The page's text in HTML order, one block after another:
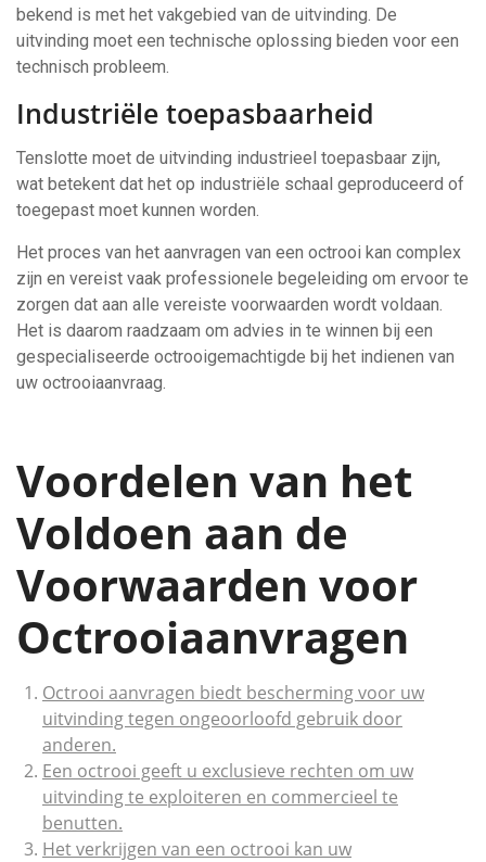
bekend is met het vakgebied van de uitvinding. De
uitvinding moet een technische oplossing bieden voor een
technisch probleem.
Industriële toepasbaarheid
Tenslotte moet de uitvinding industrieel toepasbaar zijn,
wat betekent dat het op industriële schaal geproduceerd of
toegepast moet kunnen worden.
Het proces van het aanvragen van een octrooi kan complex
zijn en vereist vaak professionele begeleiding om ervoor te
zorgen dat aan alle vereiste voorwaarden wordt voldaan.
Het is daarom raadzaam om advies in te winnen bij een
gespecialiseerde octrooigemachtigde bij het indienen van
uw octrooiaanvraag.
Voordelen van het
Voldoen aan de
Voorwaarden voor
Octrooiaanvragen
Octrooi aanvragen biedt bescherming voor uw
uitvinding tegen ongeoorloofd gebruik door
anderen.
Een octrooi geeft u exclusieve rechten om uw
uitvinding te exploiteren en commercieel te
benutten.
Het verkrijgen van een octrooi kan uw